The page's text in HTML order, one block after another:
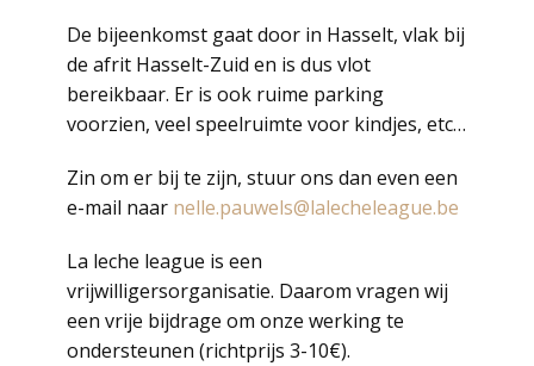
De bijeenkomst gaat door in Hasselt, vlak bij
de afrit Hasselt-Zuid en is dus vlot
bereikbaar. Er is ook ruime parking
voorzien, veel speelruimte voor kindjes, etc…
Zin om er bij te zijn, stuur ons dan even een
e-mail naar nelle.pauwels@lalecheleague.be
La leche league is een
vrijwilligersorganisatie. Daarom vragen wij
een vrije bijdrage om onze werking te
ondersteunen (richtprijs 3-10€).